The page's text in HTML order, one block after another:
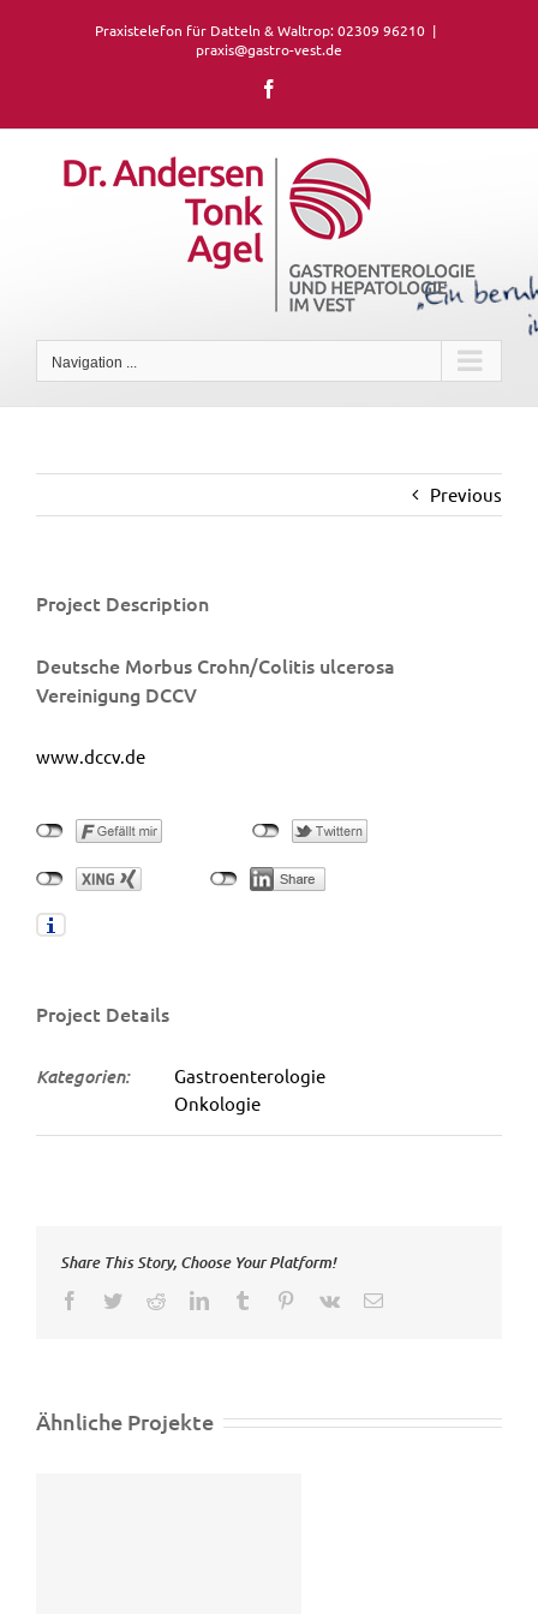
Praxistelefon für Datteln & Waltrop: 02309 96210 |
praxis@gastro-vest.de
Navigation ...
Previous
Project Description
Deutsche Morbus Crohn/Colitis ulcerosa
Vereinigung DCCV
www.dccv.de
Project Details
Kategorien:
Gastroenterologie
Onkologie
Share This Story, Choose Your Platform!
Facebook
TwitterRedditLinkedInTumblr Pinterest
Vk
E-
Ähnliche Projekte